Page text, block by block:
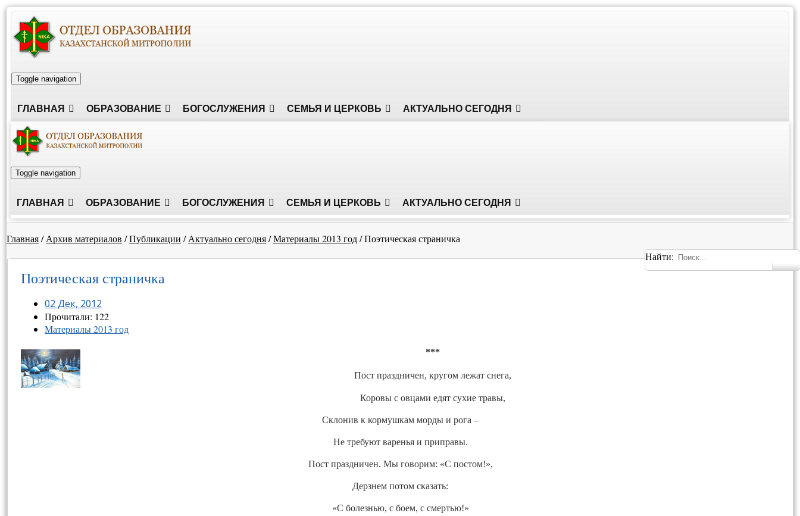
Toggle navigation
ГЛАВНАЯ ОБРАЗОВАНИЕ БОГОСЛУЖЕНИЯ СЕМЬЯ И ЦЕРКОВЬ АКТУАЛЬНО СЕГОДНЯ
Toggle navigation
ГЛАВНАЯ ОБРАЗОВАНИЕ БОГОСЛУЖЕНИЯ СЕМЬЯ И ЦЕРКОВЬ АКТУАЛЬНО СЕГОДНЯ
Главная/ Архив материалов /Публикации / Актуально сегодня/Материалы 2013 год/Поэтическая страничка
Найти:
Поэтическая страничка
02 Дек, 2012
Прочитали: 122
Материалы 2013 год
***
Пост праздничен, кругом лежат снега,
Коровы с овцами едят сухие травы,
Склонив к кормушкам морды и рога –
Не требуют варенья и приправы.
Пост праздничен. Мы говорим: «С постом!»,
Дерзнем потом сказать:
«С болезнью, с боем, с смертью!»